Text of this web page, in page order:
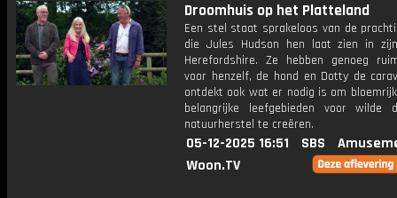
Droomhuis op het Platteland
Een stel staat sprakeloos van de
die Jules Hudson hen laat zien in
Herefordshire. Ze hebben genoeg
voor henzelf, de hond en Dotty de
ontdekt ook wat er nodig is om
belangrijke leefgebieden voor wilde
natuurherstel te creëren.
05-12-2025 16:51 SBS
Woon.TV